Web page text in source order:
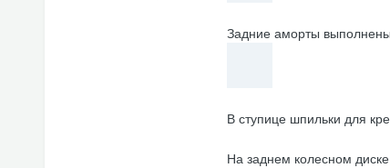
Задние аморты выполнены
В ступице шпильки для
На заднем колесном